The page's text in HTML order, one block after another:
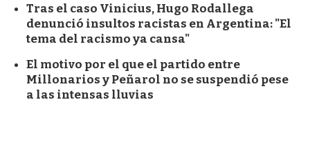
Tras el caso Vinicius, Hugo Rodallega
denunció insultos racistas en Argentina: "El
tema del racismo ya cansa"
El motivo por el que el partido entre
Millonarios y Peñarol no se suspendió pese
a las intensas lluvias